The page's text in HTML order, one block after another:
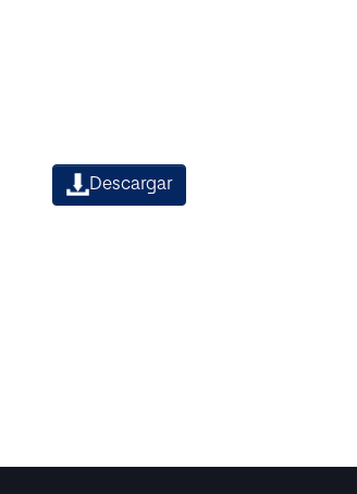
Descargar